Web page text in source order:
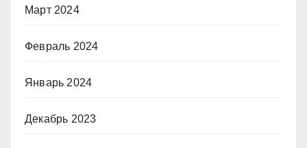
Март 2024
Февраль 2024
Январь 2024
Декабрь 2023